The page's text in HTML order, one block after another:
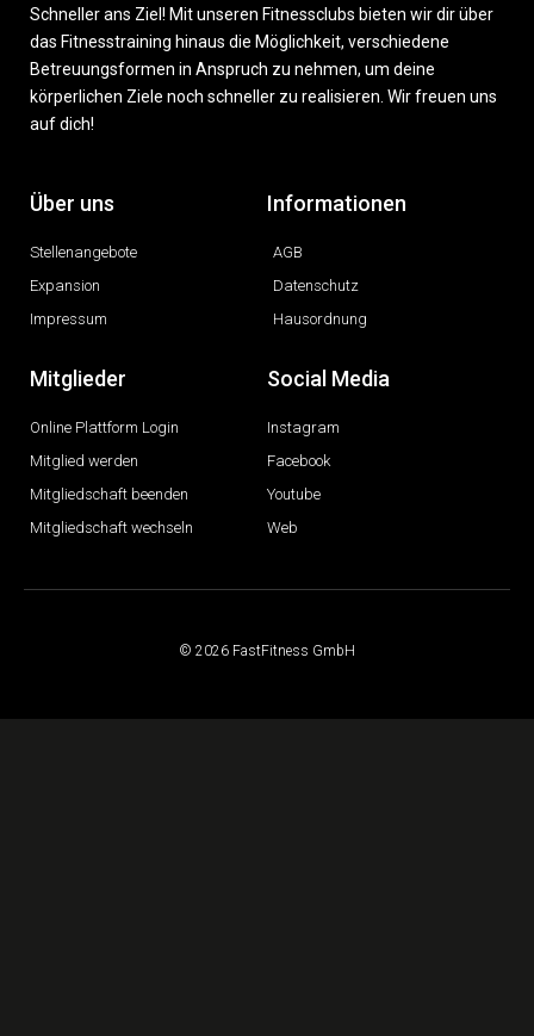
Schneller ans Ziel! Mit unseren Fitnessclubs bieten wir dir über
das Fitnesstraining hinaus die Möglichkeit, verschiedene
Betreuungsformen in Anspruch zu nehmen, um deine
körperlichen Ziele noch schneller zu realisieren. Wir freuen uns
auf dich!
Über uns
Stellenangebote
Expansion
Impressum
Informationen
AGB
Datenschutz
Hausordnung
Mitglieder
Online Plattform Login
Mitglied werden
Mitgliedschaft beenden
Mitgliedschaft wechseln
Social Media
Instagram
Facebook
Youtube
Web
© 2026 FastFitness GmbH